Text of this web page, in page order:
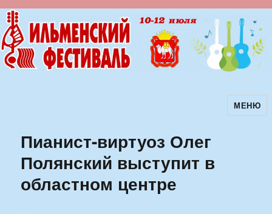
Ильменский фестиваль авторскойМЕНЮ
Пианист-виртуоз Олег
Полянский выступит в
областном центре